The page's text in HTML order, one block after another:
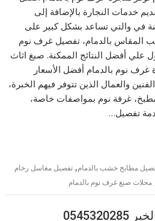
خدمات النجارة بالإضافة إلى
في والتي تساعد بشكل كبير على
المقاس بالدمام، تفصيل غرف نوم
علي أفضل النتائج الممكنة. صبغ اثاث
غرف نوم بالدمام أفضل الأسعار
والعمال الذين تتوفر فيهم الخبرة،
غرفة نوم بمواصفات خاصة،
تفصيل…
مطابخ خشب بالدمام,تفصيل مغاسل رخام
محلات صبغ غرف نوم بالدمام